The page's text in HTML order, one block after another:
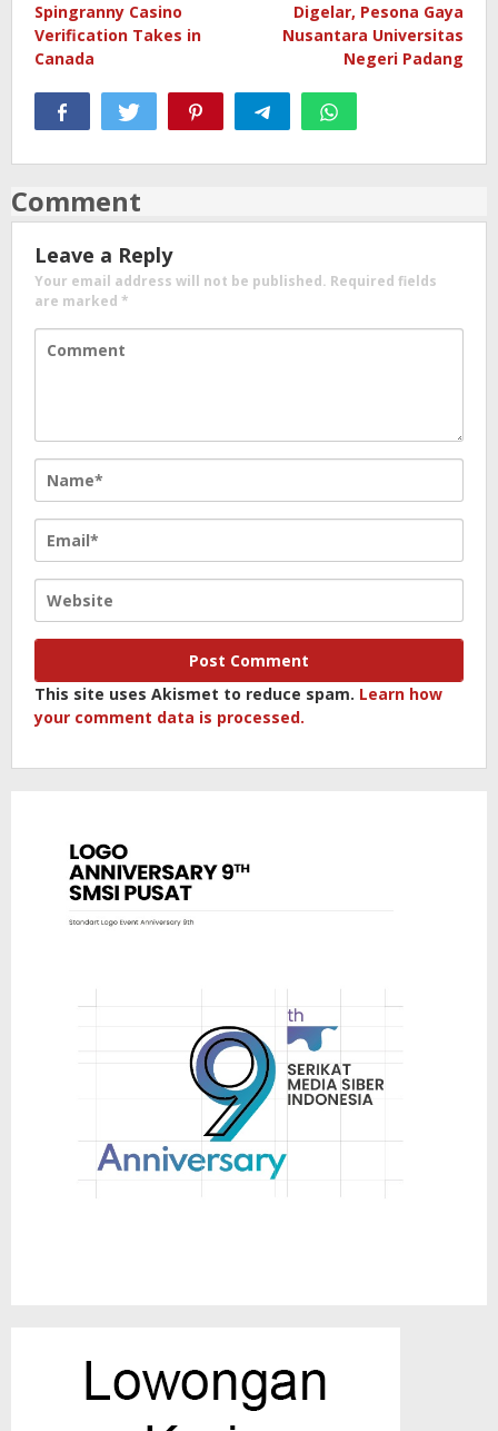
Spingranny Casino
Verification Takes in
Canada
Digelar, Pesona Gaya
Nusantara Universitas
Negeri Padang
Comment
Leave a Reply
Your email address will not be published. Required fields
are marked *
This site uses Akismet to reduce spam. Learn how
your comment data is processed.